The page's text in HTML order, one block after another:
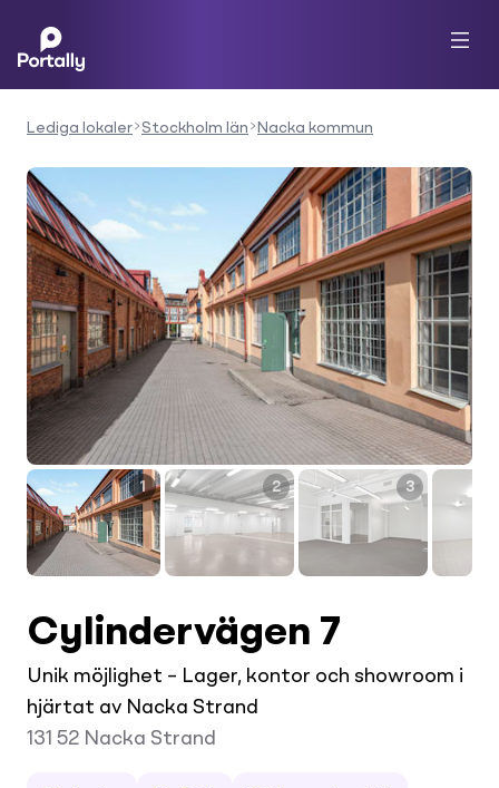
Lediga lokaler Stockholm län Nacka kommun
1 2 3
Cylindervägen 7
Unik möjlighet – Lager, kontor och showroom i
hjärtat av Nacka Strand
131 52 Nacka Strand